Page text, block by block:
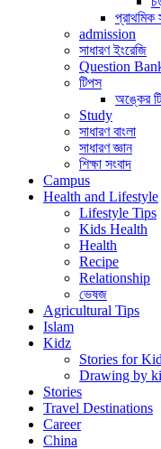
প্রাথমিক
admission
সাধারণ ইংরেজি
Question
টিপস
অঙ্কের
Study
সাধারণ বাংলা
সাধারণ জ্ঞান
শিক্ষা সংবাদ
Campus
Health and Lifestyle
Lifestyle Tips
Kids Health
Health
Recipe
Relationship
ভেষজ
Agricultural Tips
Islam
Kidz
Stories for
Drawing by
Stories
Travel Destinations
Career
China